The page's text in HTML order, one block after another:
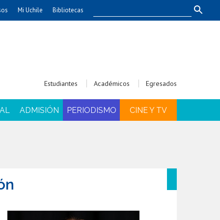
Economía y Negocios
Gobierno
Mi Uchile Bibliotecas
Estudiantes Académicos Egresados
ADMISIÓN PERIODISMO CINE Y TV